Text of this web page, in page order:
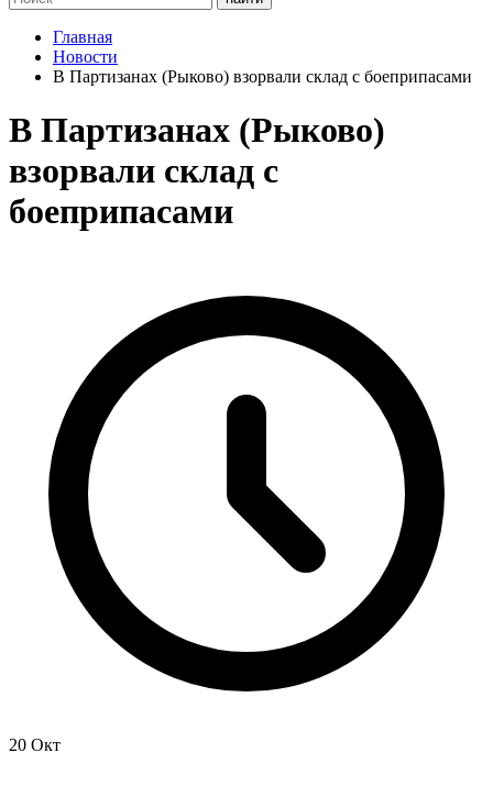
Главная
Новости
В Партизанах (Рыково) взорвали склад с боеприпасами
В Партизанах (Рыково)
взорвали склад с
боеприпасами
20 Окт